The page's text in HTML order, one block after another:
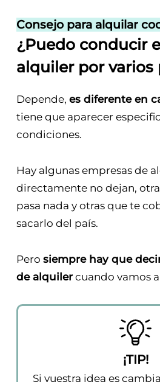
Consejo para alquilar
¿Puedo conducir
alquiler por varios
Depende, es diferente en
tiene que aparecer
condiciones.
Hay algunas empresas de
directamente no dejan,
pasa nada y otras que te
sacarlo del país.
Pero siempre hay que
de alquilercuando vamos
¡TIP!
Si vuestra idea es